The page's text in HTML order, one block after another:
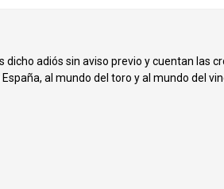
dicho adiós sin aviso previo y cuentan las
al mundo del toro y al mundo del